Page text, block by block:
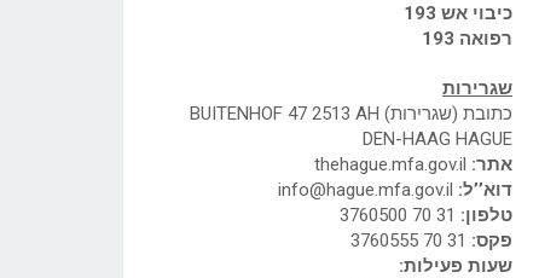
כיבוי אש 193
רפואה 193
שגרירות
כתובת (שגרירות) BUITENHOF 47 2513 AH
DEN-HAAG HAGUE
אתר:
דוא’’ל:
טלפון:
פקס:
שעות פעילות: